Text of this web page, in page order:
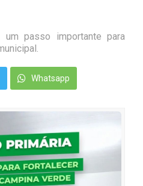
um passo importante para
Whatsapp